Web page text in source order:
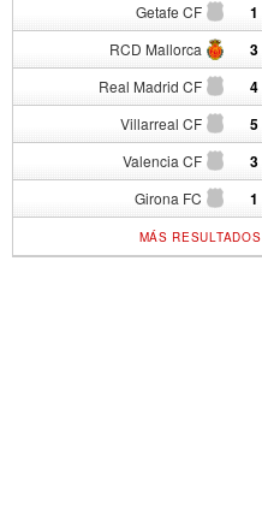
Getafe CF 1
RCD Mallorca 3
Real Madrid CF 4
Villarreal CF 5
Valencia CF 3
Girona FC 1
MÁS RESULTADOS